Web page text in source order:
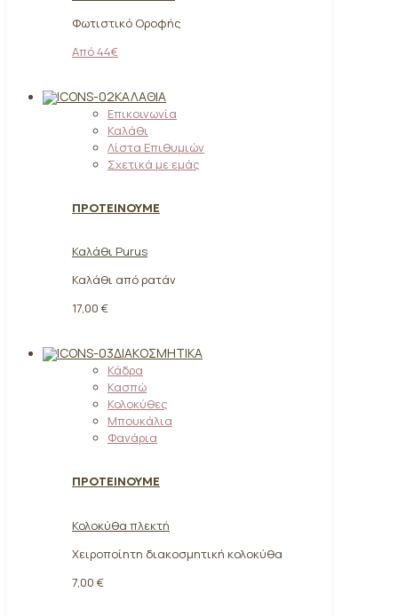
Φωτιστικό Οροφής
Από 44€
ΚΑΛΆΘΙΑ
Επικοινωνία
Καλάθι
Λίστα Επιθυμιών
Σχετικά με εμάς
ΠΡΟΤΕΙΝΟΥΜΕ
Καλάθι Purus
Καλάθι από ρατάν
17,00 €
ΔΙΑΚΟΣΜΗΤΙΚΆ
Κάδρα
Κασπώ
Κολοκύθες
Μπουκάλια
Φανάρια
ΠΡΟΤΕΙΝΟΥΜΕ
Κολοκύθα πλεκτή
Χειροποίητη διακοσμητική κολοκύθα
7,00 €